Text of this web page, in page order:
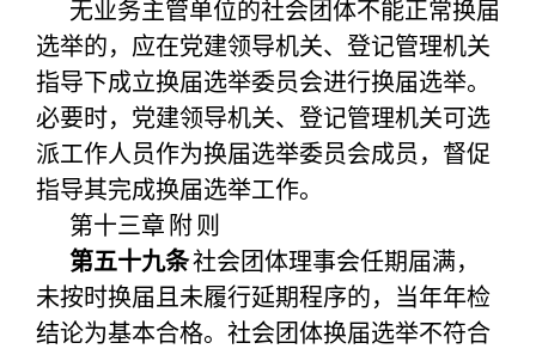
无业务主管单位的社会团体不能正常换届
选举的，应在党建领导机关、登记管理机关
指导下成立换届选举委员会进行换届选举。
必要时，党建领导机关、登记管理机关可选
派工作人员作为换届选举委员会成员，督促
指导其完成换届选举工作。
第十三章 附 则
第五十九条社会团体理事会任期届满，
未按时换届且未履行延期程序的，当年年检
结论为基本合格。社会团体换届选举不符合